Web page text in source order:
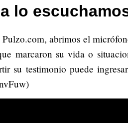
lo
abrimos el
marcaron su vida o
su testimonio puede